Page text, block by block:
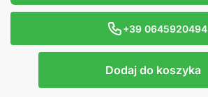
+39 0645920494
Dodaj do koszyka